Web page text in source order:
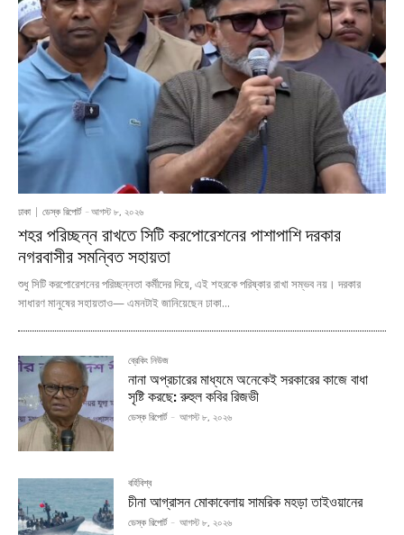
ঢাকা ডেস্ক রিপোর্ট - আগস্ট ৮, ২০২৬
শহর পরিচ্ছন্ন রাখতে সিটি করপোরেশনের পাশাপাশি দরকার
নগরবাসীর সমন্বিত সহায়তা
শুধু সিটি করপোরেশনের পরিচ্ছন্নতা কর্মীদের দিয়ে, এই শহরকে পরিষ্কার রাখা সম্ভব নয়। দরকার
সাধারণ মানুষের সহায়তাও— এমনটাই জানিয়েছেন ঢাকা...
ব্রেকিং নিউজ
নানা অপ্রচারের মাধ্যমে অনেকেই সরকারের কাজে বাধা
সৃষ্টি করছে: রুহুল কবির রিজভী
ডেস্ক রিপোর্ট - আগস্ট ৮, ২০২৬
বর্হিবিশ্ব
চীনা আগ্রাসন মোকাবেলায় সামরিক মহড়া তাইওয়ানের
ডেস্ক রিপোর্ট - আগস্ট ৮, ২০২৬